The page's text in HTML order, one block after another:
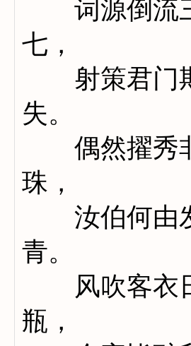
词源倒流三
七，
射策君门期
失。
偶然擢秀非
珠，
汝伯何由发
青。
风吹客衣日
瓶，